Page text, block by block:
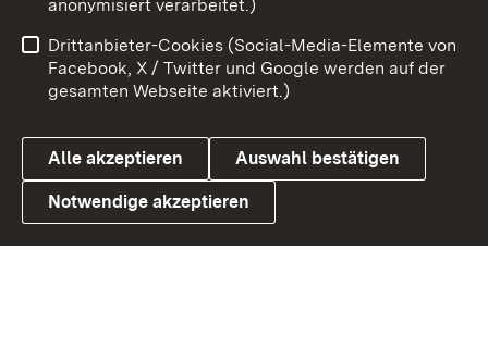
Link zum Landesportal
Benutzungshinweise
Barrierefreiheit
Datenschutz
Cookies
anonymisiert verarbeitet.)
Drittanbieter-Cookies (Social-Media-Elemente von
Facebook, X / Twitter und Google werden auf der
gesamten Webseite aktiviert.)
Alle akzeptieren Auswahl bestätigen
Notwendige akzeptieren